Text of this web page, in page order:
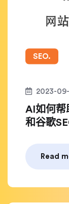
SEO.
2023-
AI如何帮
和谷歌
Read